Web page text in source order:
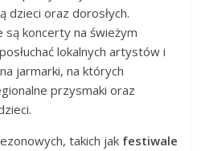
dzieci oraz dorosłych.
są koncerty na świeżym
lokalnych artystów i
jarmarki, na których
przysmaki oraz
takich jak festiwale